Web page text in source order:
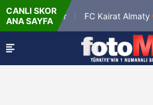
CANLI SKOR
ANA SAYFA
Petrolspor FC Kairat Almaty